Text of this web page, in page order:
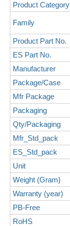
Product Category
Family
Product Part No.
ES Part No.
Manufacturer
Package/Case
Mfr Package
Packaging
Qty/Packaging
Mfr_Std_pack
ES_Std_pack
Unit
Weight (Gram)
Warranty (year)
PB-Free
RoHS